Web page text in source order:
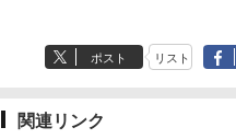
ポスト リスト
関連リンク